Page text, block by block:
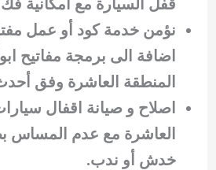
قفل السيارة مع امكانية
نؤمن خدمة كود أو عمل
اضافة الى برمجة مفاتيح
المنطقة العاشرة وفق
اصلاح و صيانة اقفال
العاشرة مع عدم المساس
خدش أو ندب.